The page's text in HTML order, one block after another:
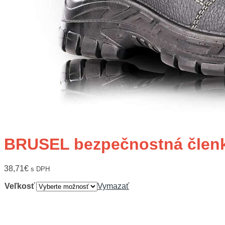
BRUSEL bezpečnostná
38,71€ s DPH
Veľkosť Vymazať